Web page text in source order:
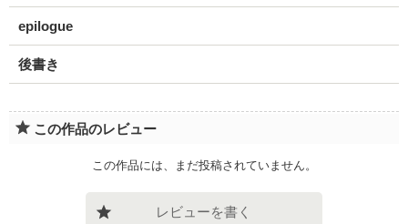
epilogue
後書き
この作品のレビュー
この作品には、まだ投稿されていません。
レビューを書く